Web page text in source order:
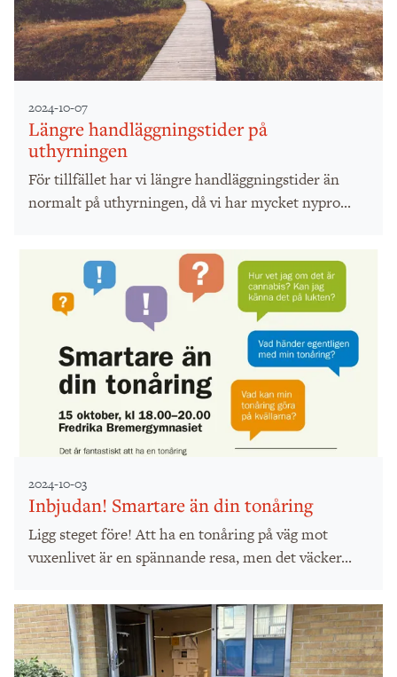
2024-10-07
Längre handläggningstider på
uthyrningen
För tillfället har vi längre handläggningstider än
normalt på uthyrningen, då vi har mycket nypro...
2024-10-03
Inbjudan! Smartare än din tonåring
Ligg steget före! Att ha en tonåring på väg mot
vuxenlivet är en spännande resa, men det väcker...